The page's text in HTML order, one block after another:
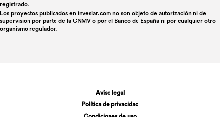
registrado.
Los proyectos publicados en inveslar.com no son objeto de autorización ni de
supervisión por parte de la CNMV o por el Banco de España ni por cualquier otro
organismo regulador.
Aviso legal
Política de privacidad